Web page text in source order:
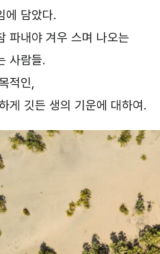
에 담았다.
파내야 겨우 스며 나오는
사람들.
적인,
게 깃든 생의 기운에 대하여.